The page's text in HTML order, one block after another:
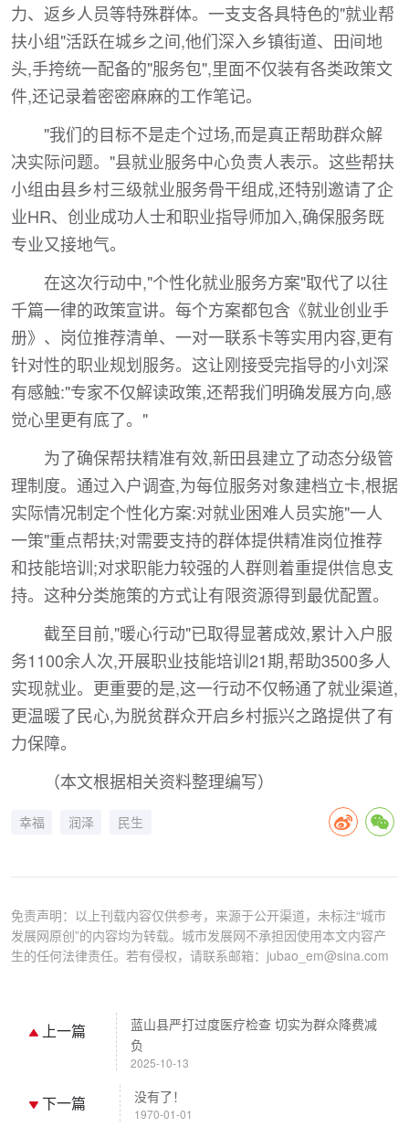
力、返乡人员等特殊群体。一支支各具特色的"就业帮
扶小组"活跃在城乡之间,他们深入乡镇街道、田间地
头,手挎统一配备的"服务包",里面不仅装有各类政策文
件,还记录着密密麻麻的工作笔记。
"我们的目标不是走个过场,而是真正帮助群众解
决实际问题。"县就业服务中心负责人表示。这些帮扶
小组由县乡村三级就业服务骨干组成,还特别邀请了企
业HR、创业成功人士和职业指导师加入,确保服务既
专业又接地气。
在这次行动中,"个性化就业服务方案"取代了以往
千篇一律的政策宣讲。每个方案都包含《就业创业手
册》、岗位推荐清单、一对一联系卡等实用内容,更有
针对性的职业规划服务。这让刚接受完指导的小刘深
有感触:"专家不仅解读政策,还帮我们明确发展方向,感
觉心里更有底了。"
为了确保帮扶精准有效,新田县建立了动态分级管
理制度。通过入户调查,为每位服务对象建档立卡,根据
实际情况制定个性化方案:对就业困难人员实施"一人
一策"重点帮扶;对需要支持的群体提供精准岗位推荐
和技能培训;对求职能力较强的人群则着重提供信息支
持。这种分类施策的方式让有限资源得到最优配置。
截至目前,"暖心行动"已取得显著成效,累计入户服
务1100余人次,开展职业技能培训21期,帮助3500多人
实现就业。更重要的是,这一行动不仅畅通了就业渠道,
更温暖了民心,为脱贫群众开启乡村振兴之路提供了有
力保障。
（本文根据相关资料整理编写）
幸福 润泽 民生
免责声明：以上刊载内容仅供参考，来源于公开渠道，未标注“城市
发展网原创”的内容均为转载。城市发展网不承担因使用本文内容产
生的任何法律责任。若有侵权，请联系邮箱：jubao_em@sina.com
上一篇
蓝山县严打过度医疗检查 切实为群众降费减
负
2025-10-13
下一篇 没有了！
1970-01-01